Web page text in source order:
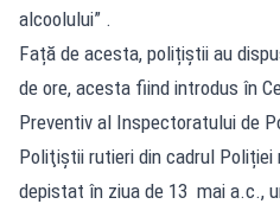
alcoolului” .
Față de acesta, polițiștii au
de ore, acesta fiind introdus în
Preventiv al Inspectoratului de
Poliţiştii rutieri din cadrul Poliției
depistat în ziua de 13 mai a.c.,